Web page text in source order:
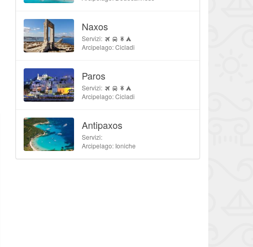
Naxos
Servizi:
Arcipelago: Cicladi
Paros
Servizi:
Arcipelago: Cicladi
Antipaxos
Servizi:
Arcipelago: Ioniche